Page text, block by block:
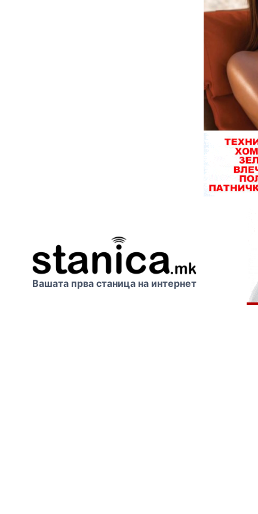
Вашата прва станица на интернет